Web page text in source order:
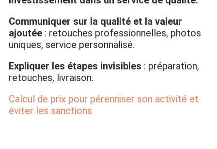
Communiquer sur la qualité et la valeur
ajoutée : retouches professionnelles, photos
uniques, service personnalisé.
Expliquer les étapes invisibles : préparation,
retouches, livraison.
Calcul de prix pour pérenniser son activité et
éviter les sanctions